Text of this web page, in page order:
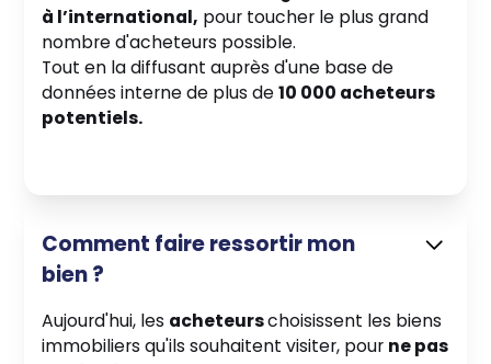
à l’international, pour toucher le plus grand
nombre d'acheteurs possible.
Tout en la diffusant auprès d'une base de
données interne de plus de10 000 acheteurs
potentiels.
Comment faire ressortir mon
bien ?
Aujourd'hui, les acheteurschoisissent les biens
immobiliers qu'ils souhaitent visiter, pour ne pas